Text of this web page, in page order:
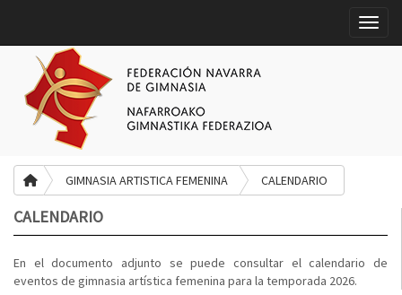
GIMNASIA ARTISTICA FEMENINA CALENDARIO
CALENDARIO
En el documento adjunto se puede consultar el calendario de
eventos de gimnasia artística femenina para la temporada 2026.